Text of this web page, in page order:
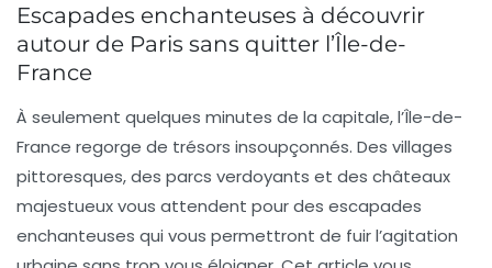
Escapades enchanteuses à découvrir
autour de Paris sans quitter l’Île-de-
France
À seulement quelques minutes de la capitale, l’Île-de-
France regorge de trésors insoupçonnés. Des villages
pittoresques, des parcs verdoyants et des châteaux
majestueux vous attendent pour des escapades
enchanteuses qui vous permettront de fuir l’agitation